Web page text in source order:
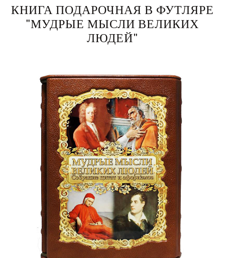
КНИГА ПОДАРОЧНАЯ В ФУТЛЯРЕ
"МУДРЫЕ МЫСЛИ ВЕЛИКИХ
ЛЮДЕЙ"